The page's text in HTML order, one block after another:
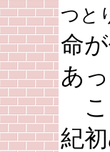
つと
命
あ
こ
紀